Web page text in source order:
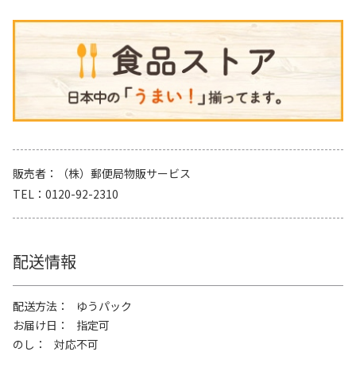
販売者
（株）郵便局物販サービス
TEL
0120-92-2310
配送情報
配送方法
ゆうパック
お届け日
指定可
のし
対応不可